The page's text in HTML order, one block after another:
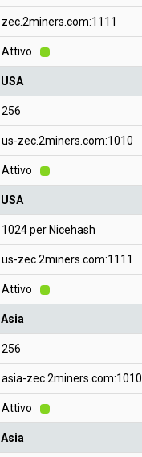
zec.2miners.com:1111
Attivo
USA
256
us-zec.2miners.com:1010
Attivo
USA
1024 per Nicehash
us-zec.2miners.com:1111
Attivo
Asia
256
asia-zec.2miners.com:1010
Attivo
Asia